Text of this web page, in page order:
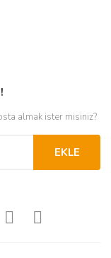
almak ister misiniz?
EKLE